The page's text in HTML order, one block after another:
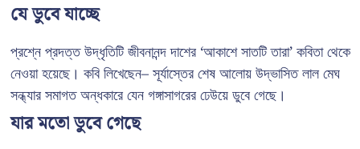
যে ডুবে যাচ্ছে
প্রশ্নে প্রদত্ত উদ্ধৃতিটি জীবনানন্দ দাশের ‘আকাশে সাতটি তারা’ কবিতা থেকে
নেওয়া হয়েছে। কবি লিখেছেন– সূর্যাস্তের শেষ আলোয় উদ্ভাসিত লাল মেঘ
সন্ধ্যার সমাগত অন্ধকারে যেন গঙ্গাসাগরের ঢেউয়ে ডুবে গেছে।
যার মতো ডুবে গেছে